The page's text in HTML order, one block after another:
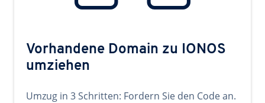
Vorhandene Domain zu IONOS
umziehen
Umzug in 3 Schritten: Fordern Sie den Code an.